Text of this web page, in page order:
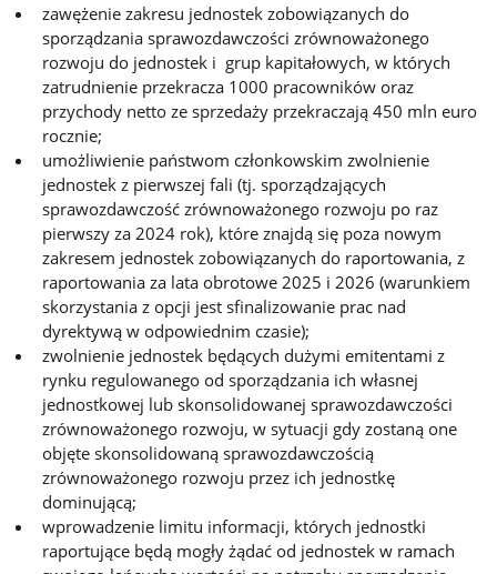
zawężenie zakresu jednostek zobowiązanych do
sporządzania sprawozdawczości zrównoważonego
rozwoju do jednostek i grup kapitałowych, w których
zatrudnienie przekracza 1000 pracowników oraz
przychody netto ze sprzedaży przekraczają 450 mln euro
rocznie;
umożliwienie państwom członkowskim zwolnienie
jednostek z pierwszej fali (tj. sporządzających
sprawozdawczość zrównoważonego rozwoju po raz
pierwszy za 2024 rok), które znajdą się poza nowym
zakresem jednostek zobowiązanych do raportowania, z
raportowania za lata obrotowe 2025 i 2026 (warunkiem
skorzystania z opcji jest sfinalizowanie prac nad
dyrektywą w odpowiednim czasie);
zwolnienie jednostek będących dużymi emitentami z
rynku regulowanego od sporządzania ich własnej
jednostkowej lub skonsolidowanej sprawozdawczości
zrównoważonego rozwoju, w sytuacji gdy zostaną one
objęte skonsolidowaną sprawozdawczością
zrównoważonego rozwoju przez ich jednostkę
dominującą;
wprowadzenie limitu informacji, których jednostki
raportujące będą mogły żądać od jednostek w ramach